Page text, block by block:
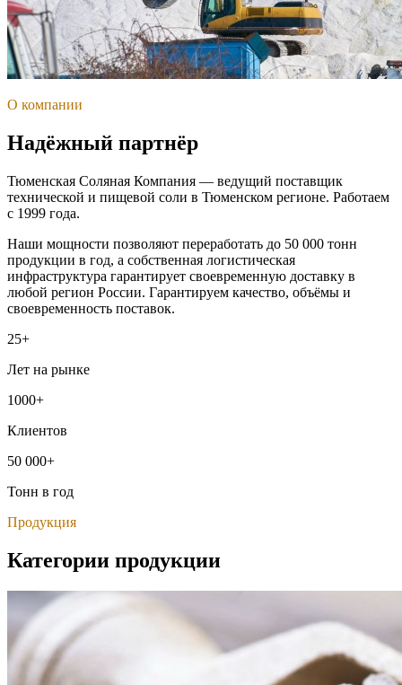
О компании
Надёжный партнёр
Тюменская Соляная Компания — ведущий поставщик
технической и пищевой соли в Тюменском регионе. Работаем
с 1999 года.
Наши мощности позволяют переработать до 50 000 тонн
продукции в год, а собственная логистическая
инфраструктура гарантирует своевременную доставку в
любой регион России. Гарантируем качество, объёмы и
своевременность поставок.
25+
Лет на рынке
1000+
Клиентов
50 000+
Тонн в год
Продукция
Категории продукции